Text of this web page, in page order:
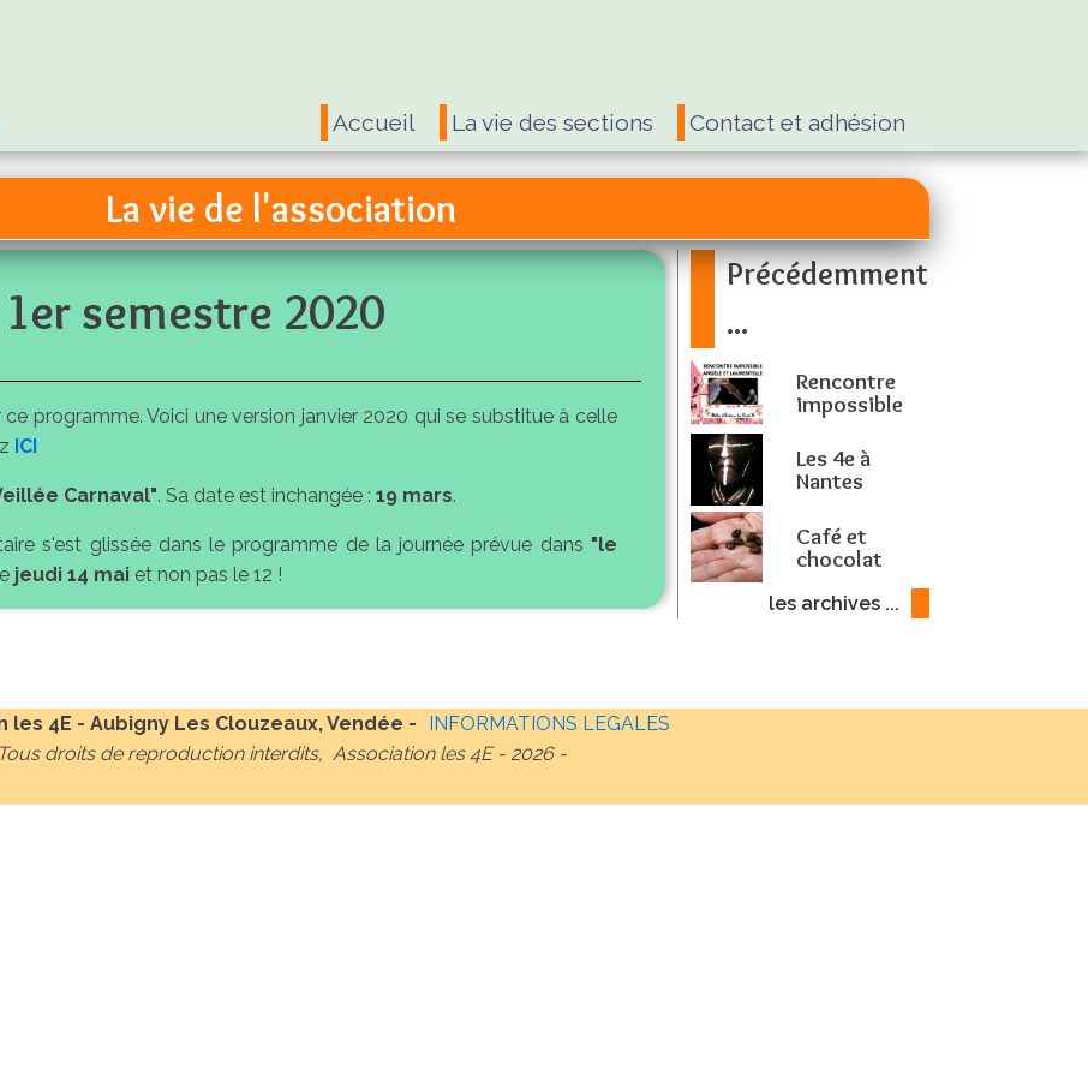
Accueil La vie des sections Contact et adhésion
La vie de l'association
semestre 2020
programme. Voici une version janvier 2020 qui se substitue à celle
ICI
Carnaval". Sa date est inchangée : 19 mars.
s'est glissée dans le programme de la journée prévue dans "le
jeudi 14 mai et non pas le 12 !
Précédemment
...
Rencontre
impossible
Les 4e à
Nantes
Café et
chocolat
les archives ...
les 4E - Aubigny Les Clouzeaux, Vendée -
INFORMATIONS LEGALES
Tous droits de reproduction interdits, Association les 4E - 2026-